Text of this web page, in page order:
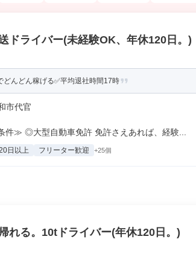
ドライバー(未経験OK、年休120日。)
どんどん稼げる✅平均退社時間17時
市代官
件≫ ◎大型自動車免許 免許さえあれば、経験...
日以上 フリーター歓迎 +25個
れる。10tドライバー(年休120日。)